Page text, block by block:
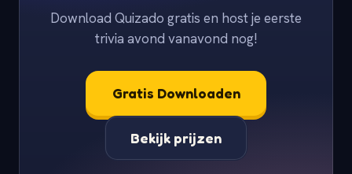
Download Quizado gratis en host je eerste
trivia avond vanavond nog!
Gratis Downloaden
Bekijk prijzen